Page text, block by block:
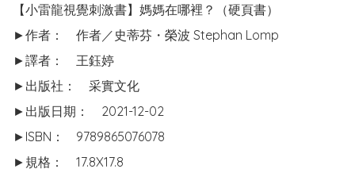
【小雷龍視覺刺激書】媽媽在哪裡？（硬頁書）
►作者：	作者／史蒂芬・榮波 Stephan Lomp
►譯者：	王鈺婷
►出版社：	采實文化
►出版日期：	2021-12-02
►ISBN：	9789865076078
►規格：	17.8X17.8